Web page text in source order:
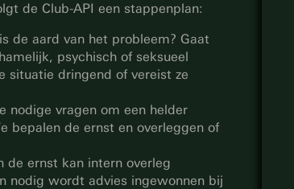
de Club-API een stappenplan:
de aard van het probleem? Gaat
psychisch of seksueel
situatie dringend of vereist ze
nodige vragen om een helder
bepalen de ernst en overleggen of
de ernst kan intern overleg
nodig wordt advies ingewonnen bij